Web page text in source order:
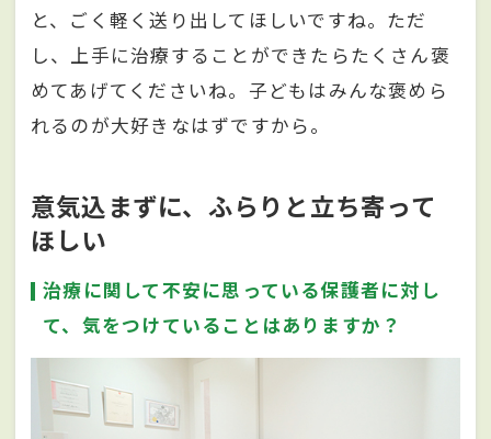
と、ごく軽く送り出してほしいですね。ただ
し、上手に治療することができたらたくさん褒
めてあげてくださいね。子どもはみんな褒めら
れるのが大好きなはずですから。
意気込まずに、ふらりと立ち寄って
ほしい
治療に関して不安に思っている保護者に対し
て、気をつけていることはありますか？